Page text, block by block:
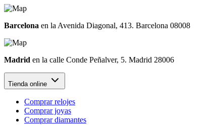
Barcelona en la Avenida Diagonal, 413. Barcelona 08008
Madrid en la calle Conde Peñalver, 5. Madrid 28006
Tienda online
Comprar relojes
Comprar joyas
Comprar diamantes